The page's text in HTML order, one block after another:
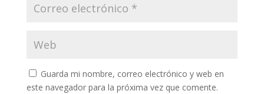
Guarda mi nombre, correo electrónico y web en
este navegador para la próxima vez que comente.